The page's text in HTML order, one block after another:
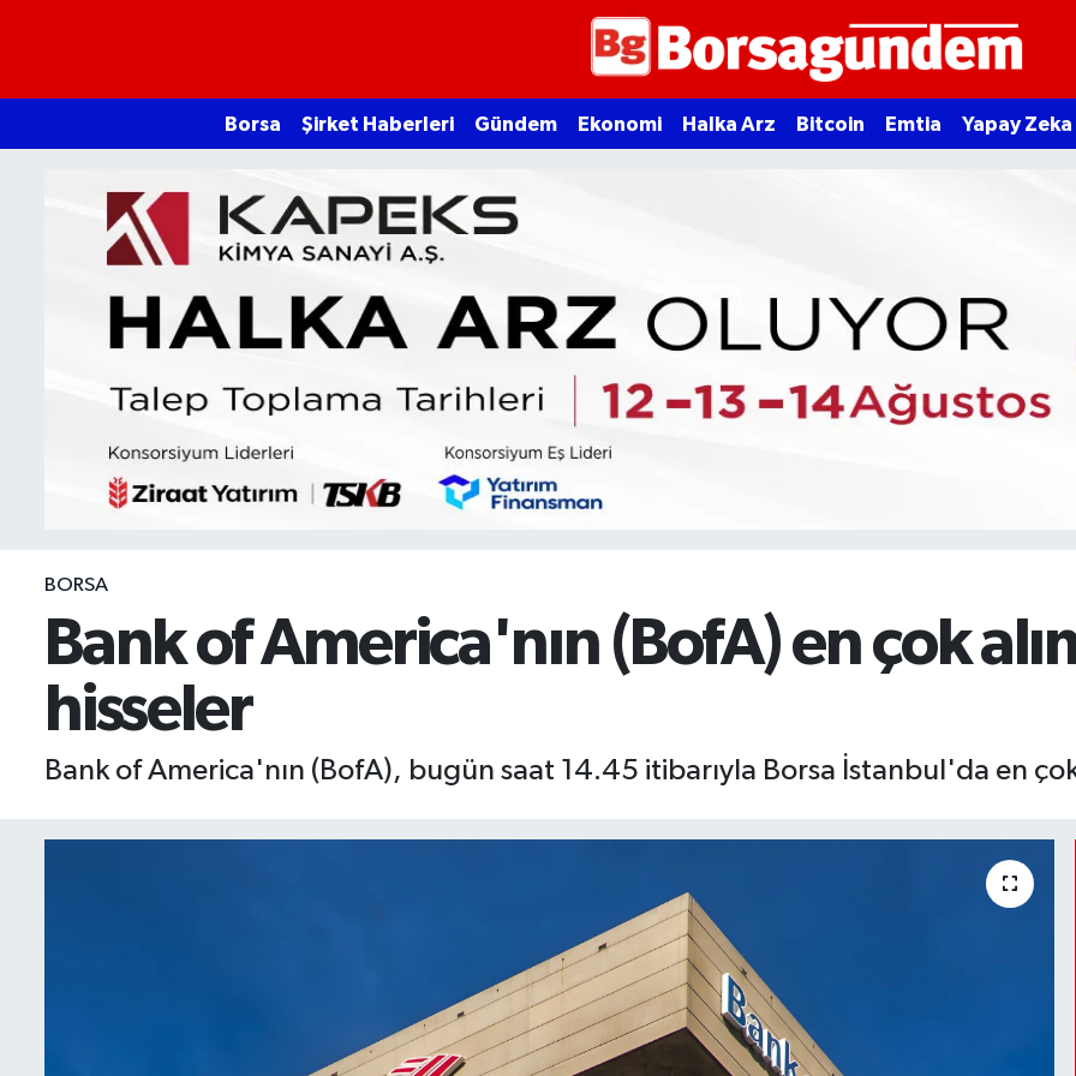
Borsa Şirket Haberleri Gündem Ekonomi Halka Arz Bitcoin Emtia Yapay Zeka
BORSA
Bank of America'nın (BofA) en çok
hisseler
Bank of America'nın (BofA), bugün saat 14.45 itibarıyla Borsa İstanbul'da en çok
Ekonomi
Emtia
Şirket Haberleri
BIST 100 Isı Haritası
Coin Isı Haritası
Ekonomik Takvim
Kiripto Para Piyasası